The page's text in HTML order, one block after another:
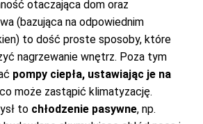
otaczająca dom oraz
(bazująca na odpowiednim
to dość proste sposoby, które
nagrzewanie wnętrz. Poza tym
pompy ciepła, ustawiając je na
może zastąpić klimatyzację.
to chłodzenie pasywne, np.